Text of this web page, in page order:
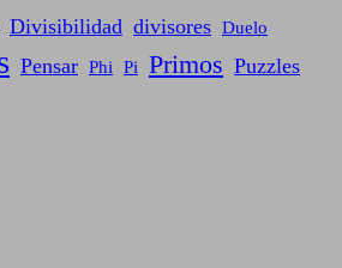
Divisibilidad divisores Duelo
Pensar Phi Pi Primos Puzzles